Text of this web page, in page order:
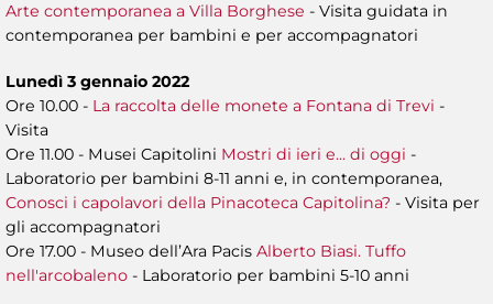
Arte contemporanea a Villa Borghese - Visita guidata in
contemporanea per bambini e per accompagnatori
Lunedì 3 gennaio 2022
Ore 10.00 - La raccolta delle monete a Fontana di Trevi -
Visita
Ore 11.00 - Musei Capitolini Mostri di ieri e... di oggi -
Laboratorio per bambini 8-11 anni e, in contemporanea,
Conosci i capolavori della Pinacoteca Capitolina? - Visita per
gli accompagnatori
Ore 17.00 - Museo dell’Ara Pacis Alberto Biasi. Tuffo
nell'arcobaleno - Laboratorio per bambini 5-10 anni